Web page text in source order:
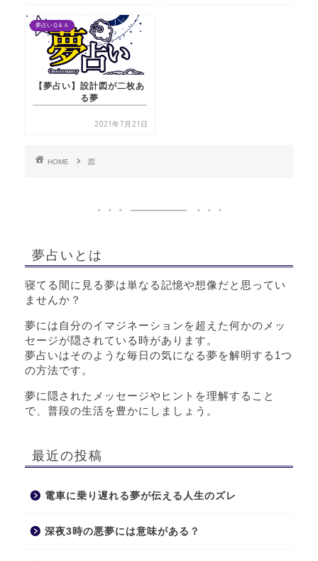
夢占いＱ＆Ａ
【夢占い】設計図が二枚あ
る夢
2021年7月21日
HOME 図
夢占いとは
寝てる間に見る夢は単なる記憶や想像だと思ってい
ませんか？
夢には自分のイマジネーションを超えた何かのメッ
セージが隠されている時があります。
夢占いはそのような毎日の気になる夢を解明する1つ
の方法です。
夢に隠されたメッセージやヒントを理解すること
で、普段の生活を豊かにしましょう。
最近の投稿
電車に乗り遅れる夢が伝える人生のズレ
深夜3時の悪夢には意味がある？